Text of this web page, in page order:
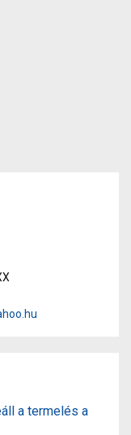
a termelés a